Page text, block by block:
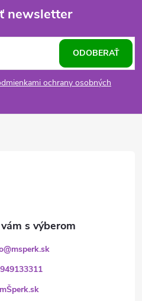
newsletter
ochrany osobných
ODOBERAŤ
@msperk.sk
mŠperk.sk